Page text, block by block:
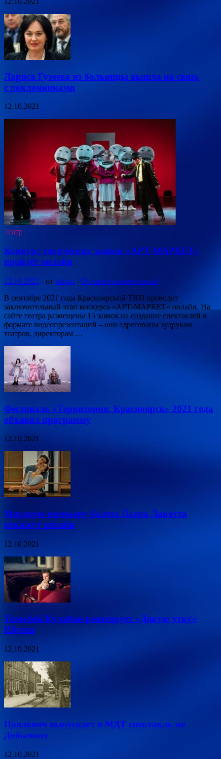
Лариса Гузеева из больницы вышла на связь
с поклонниками
12.10.2021
Театр
Конкурс творческих заявок «АРТ-МАРКЕТ»
пройдёт онлайн
12.10.2021 - от admin - Оставьте комментарий
В сентябре 2021 года Красноярский ТЮЗ проводит
заключительный этап конкурса «АРТ-МАРКЕТ» онлайн. На
сайте театра размещены 15 заявок на создание спектаклей в
формате видеопрезентаций – они адресованы худрукам
театров, директорам …
Фестиваль «Территория. Красноярск» 2021 года
объявил программу
12.10.2021
Мировую премьеру балета Пьера Лакотта
покажут онлайн
12.10.2021
Тимофей Кулябин репетирует «Дикую утку»
Ибсена
12.10.2021
Павлович выпускает в МДТ спектакль по
Добычину
12.10.2021